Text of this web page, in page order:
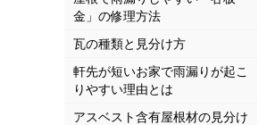
金」の修理方法
瓦の種類と見分け方
軒先が短いお家で雨漏りが起こ
りやすい理由とは
アスベスト含有屋根材の見分け